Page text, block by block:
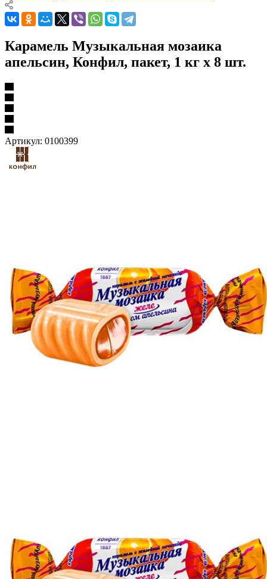
Карамель Музыкальная мозаика
апельсин, Конфил, пакет, 1 кг х 8 шт.
Артикул: 0100399